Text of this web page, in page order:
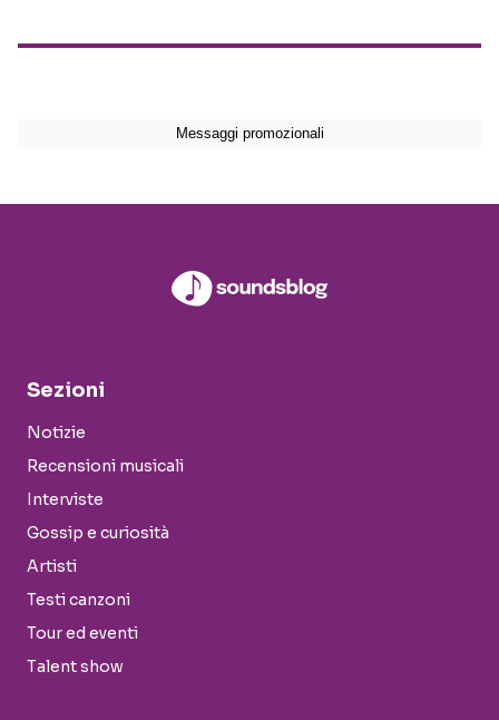
Sezioni
Notizie
Recensioni musicali
Interviste
Gossip e curiosità
Artisti
Testi canzoni
Tour ed eventi
Talent show